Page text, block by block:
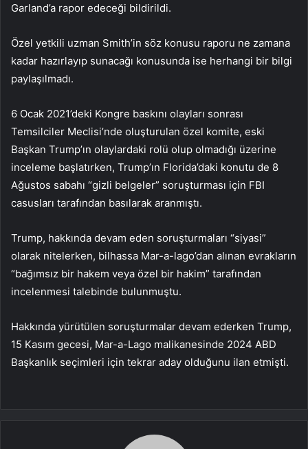
Garland’a rapor edeceği bildirildi.
Özel yetkili uzman Smith’in söz konusu raporu ne zamana
kadar hazırlayıp sunacağı konusunda ise herhangi bir bilgi
paylaşılmadı.
6 Ocak 2021’deki Kongre baskını olayları sonrası
Temsilciler Meclisi’nde oluşturulan özel komite, eski
Başkan Trump’ın olaylardaki rolü olup olmadığı üzerine
inceleme başlatırken, Trump’ın Florida’daki konutu de 8
Ağustos sabahı “gizli belgeler” soruşturması için FBI
casusları tarafından basılarak aranmıştı.
Trump, hakkında devam eden soruşturmaları “siyasi”
olarak nitelerken, bilhassa Mar-a-lago’dan alınan evrakların
“bağımsız bir hakem veya özel bir hakim” tarafından
incelenmesi talebinde bulunmuştu.
Hakkında yürütülen soruşturmalar devam ederken Trump,
15 Kasım gecesi, Mar-a-Lago malikanesinde 2024 ABD
Başkanlık seçimleri için tekrar aday olduğunu ilan etmişti.